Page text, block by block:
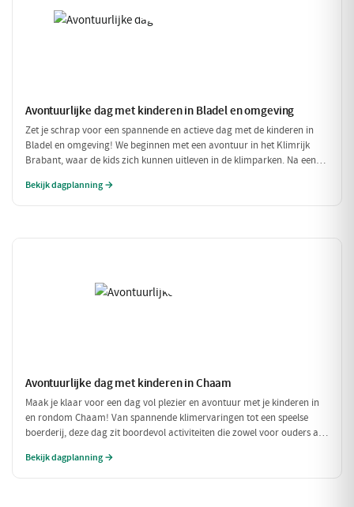
Avontuurlijke dag met kinderen in Bladel en omgeving
Zet je schrap voor een spannende en actieve dag met de kinderen in
Bladel en omgeving! We beginnen met een avontuur in het Klimrijk
Brabant, waar de kids zich kunnen uitleven in de klimparken. Na een
heerlijke traktatie bij Milly's IJs Boutique, waar je kunt zien hoe het
Bekijk dagplanning →
Avontuurlijke dag met kinderen in Chaam
Maak je klaar voor een dag vol plezier en avontuur met je kinderen in
en rondom Chaam! Van spannende klimervaringen tot een speelse
boerderij, deze dag zit boordevol activiteiten die zowel voor ouders als
gezellige eetgelegenheden!
Bekijk dagplanning →